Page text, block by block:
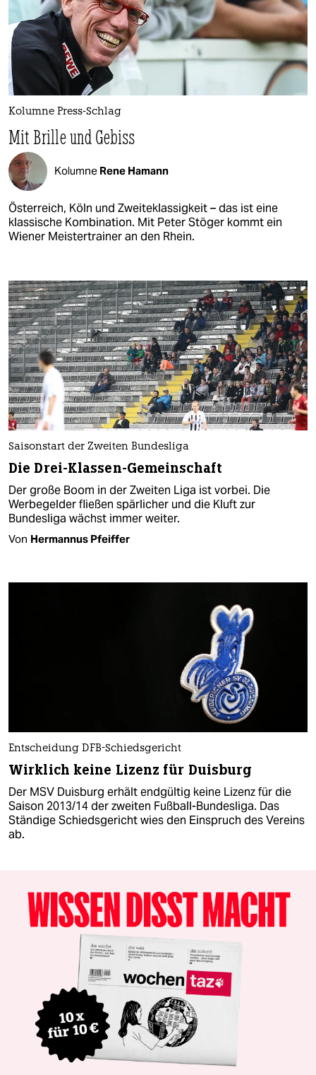
Kolumne Press-Schlag
Mit Brille und Gebiss
Kolumne Rene Hamann
Österreich, Köln und Zweiteklassigkeit – das ist eine
klassische Kombination. Mit Peter Stöger kommt ein
Wiener Meistertrainer an den Rhein.
Saisonstart der Zweiten Bundesliga
Die Drei-Klassen-Gemeinschaft
Der große Boom in der Zweiten Liga ist vorbei. Die
Werbegelder fließen spärlicher und die Kluft zur
Bundesliga wächst immer weiter.
Von Hermannus Pfeiffer
Entscheidung DFB-Schiedsgericht
Wirklich keine Lizenz für Duisburg
Der MSV Duisburg erhält endgültig keine Lizenz für die
Saison 2013/14 der zweiten Fußball-Bundesliga. Das
Ständige Schiedsgericht wies den Einspruch des Vereins
ab.